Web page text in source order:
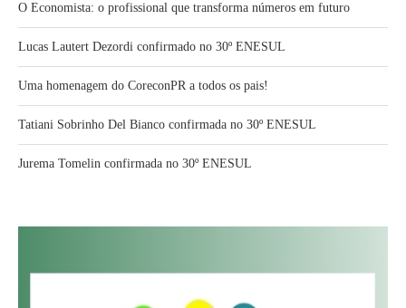
O Economista: o profissional que transforma números em futuro
Lucas Lautert Dezordi confirmado no 30º ENESUL
Uma homenagem do CoreconPR a todos os pais!
Tatiani Sobrinho Del Bianco confirmada no 30º ENESUL
Jurema Tomelin confirmada no 30º ENESUL